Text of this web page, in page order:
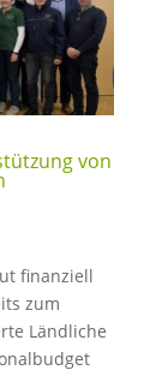
von
finanziell
zum
Ländliche